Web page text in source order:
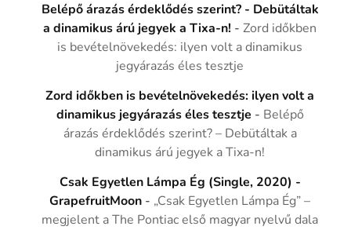
Belépő árazás érdeklődés szerint? - Debütáltak
a dinamikus árú jegyek a Tixa-n! -Zord időkben
is bevételnövekedés: ilyen volt a dinamikus
jegyárazás éles tesztje
Zord időkben is bevételnövekedés: ilyen volt a
dinamikus jegyárazás éles tesztje - Belépő
árazás érdeklődés szerint? – Debütáltak a
dinamikus árú jegyek a Tixa-n!
Csak Egyetlen Lámpa Ég (Single, 2020) -
GrapefruitMoon - „Csak Egyetlen Lámpa Ég” –
megjelent a The Pontiac első magyar nyelvű dala